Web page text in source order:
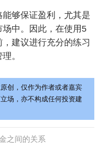
够保证盈利，尤其是
中。因此，在使用5
建议进行充分的练习
。
创，仅作为作者或者嘉宾
场，亦不构成任何投资建
之间的关系